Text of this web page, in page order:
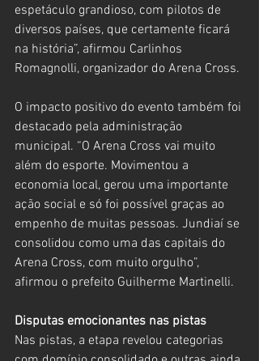
espetáculo grandioso, com pilotos de
diversos países, que certamente ficará
na história”, afirmou Carlinhos
Romagnolli, organizador do Arena Cross.
O impacto positivo do evento também foi
destacado pela administração
municipal. “O Arena Cross vai muito
além do esporte. Movimentou a
economia local, gerou uma importante
ação social e só foi possível graças ao
empenho de muitas pessoas. Jundiaí se
consolidou como uma das capitais do
Arena Cross, com muito orgulho”,
afirmou o prefeito Guilherme Martinelli.
Disputas emocionantes nas pistas
Nas pistas, a etapa revelou categorias